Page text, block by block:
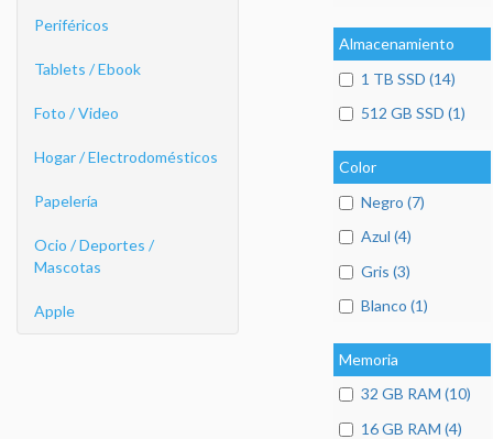
Periféricos
Tablets / Ebook
Foto / Video
Hogar / Electrodomésticos
Papelería
Ocio / Deportes /
Mascotas
Apple
Almacenamiento
1 TB SSD (14)
512 GB SSD (1)
Color
Negro (7)
Azul (4)
Gris (3)
Blanco (1)
Memoria
32 GB RAM (10)
16 GB RAM (4)